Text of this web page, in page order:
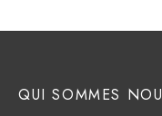
QUI SOMMES